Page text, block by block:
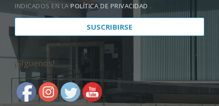
INDICADOS EN LAPOLÍTICA DE PRIVACIDAD .
¡Síguenos!